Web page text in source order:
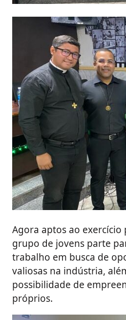
Agora aptos ao exercício
grupo de jovens parte
trabalho em busca de
valiosas na indústria,
possibilidade de
próprios.